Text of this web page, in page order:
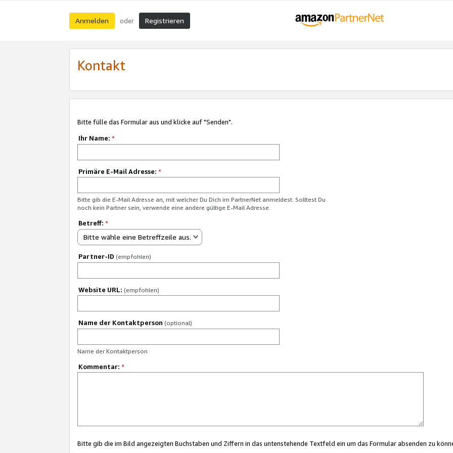
Anmelden oder Registrieren
Kontakt
Bitte fülle das Formular aus und klicke auf "Senden".
Ihr Name: *
Primäre E-Mail Adresse: *
Bitte gib die E-Mail Adresse an, mit welcher Du Dich im PartnerNet anmeldest. Solltest Du
noch kein Partner sein, verwende eine andere gültige E-Mail Adresse.
Betreff: *
Bitte wähle eine Betreffzeile aus.
Partner-ID (empfohlen)
Website URL: (empfohlen)
Name der Kontaktperson (optional)
Name der Kontaktperson
Kommentar: *
Bitte gib die im Bild angezeigten Buchstaben und Ziffern in das untenstehende Textfeld ein um das Formular absenden zu